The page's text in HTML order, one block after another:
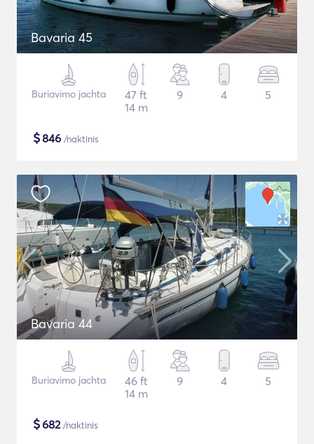
Bavaria 45
Buriavimo jachta
47 ft
14 m
9 4 5
$846 /naktinis
Bavaria 44
Buriavimo jachta
46 ft
14 m
9 4 5
$682/naktinis